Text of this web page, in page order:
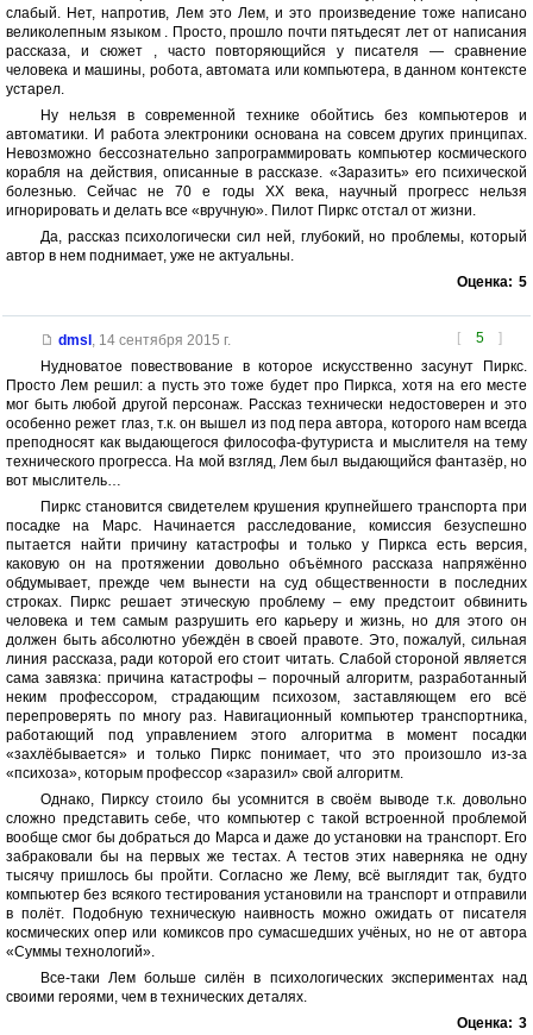
слабый. Нет, напротив, Лем это Лем, и это произведение тоже написано
великолепным языком . Просто, прошло почти пятьдесят лет от написания
рассказа, и сюжет , часто повторяющийся у писателя — сравнение
человека и машины, робота, автомата или компьютера, в данном контексте
устарел.
Ну нельзя в современной технике обойтись без компьютеров и
автоматики. И работа электроники основана на совсем других принципах.
Невозможно бессознательно запрограммировать компьютер космического
корабля на действия, описанные в рассказе. «Заразить» его психической
болезнью. Сейчас не 70 е годы XX века, научный прогресс нельзя
игнорировать и делать все «вручную». Пилот Пиркс отстал от жизни.
Да, рассказ психологически сил ней, глубокий, но проблемы, который
автор в нем поднимает, уже не актуальны.
Оценка: 5
[ 5 ]
dmsl , 14 сентября 2015 г.
Нудноватое повествование в которое искусственно засунут Пиркс.
Просто Лем решил: а пусть это тоже будет про Пиркса, хотя на его месте
мог быть любой другой персонаж. Рассказ технически недостоверен и это
особенно режет глаз, т.к. он вышел из под пера автора, которого нам всегда
преподносят как выдающегося философа-футуриста и мыслителя на тему
технического прогресса. На мой взгляд, Лем был выдающийся фантазёр, но
вот мыслитель…
Пиркс становится свидетелем крушения крупнейшего транспорта при
посадке на Марс. Начинается расследование, комиссия безуспешно
пытается найти причину катастрофы и только у Пиркса есть версия,
каковую он на протяжении довольно объёмного рассказа напряжённо
обдумывает, прежде чем вынести на суд общественности в последних
строках. Пиркс решает этическую проблему – ему предстоит обвинить
человека и тем самым разрушить его карьеру и жизнь, но для этого он
должен быть абсолютно убеждён в своей правоте. Это, пожалуй, сильная
линия рассказа, ради которой его стоит читать. Слабой стороной является
сама завязка: причина катастрофы – порочный алгоритм, разработанный
неким профессором, страдающим психозом, заставляющем его всё
перепроверять по многу раз. Навигационный компьютер транспортника,
работающий под управлением этого алгоритма в момент посадки
«захлёбывается» и только Пиркс понимает, что это произошло из-за
«психоза», которым профессор «заразил» свой алгоритм.
Однако, Пирксу стоило бы усомнится в своём выводе т.к. довольно
сложно представить себе, что компьютер с такой встроенной проблемой
вообще смог бы добраться до Марса и даже до установки на транспорт. Его
забраковали бы на первых же тестах. А тестов этих наверняка не одну
тысячу пришлось бы пройти. Согласно же Лему, всё выглядит так, будто
компьютер без всякого тестирования установили на транспорт и отправили
в полёт. Подобную техническую наивность можно ожидать от писателя
космических опер или комиксов про сумасшедших учёных, но не от автора
«Суммы технологий».
Все-таки Лем больше силён в психологических экспериментах над
своими героями, чем в технических деталях.
Оценка: 3